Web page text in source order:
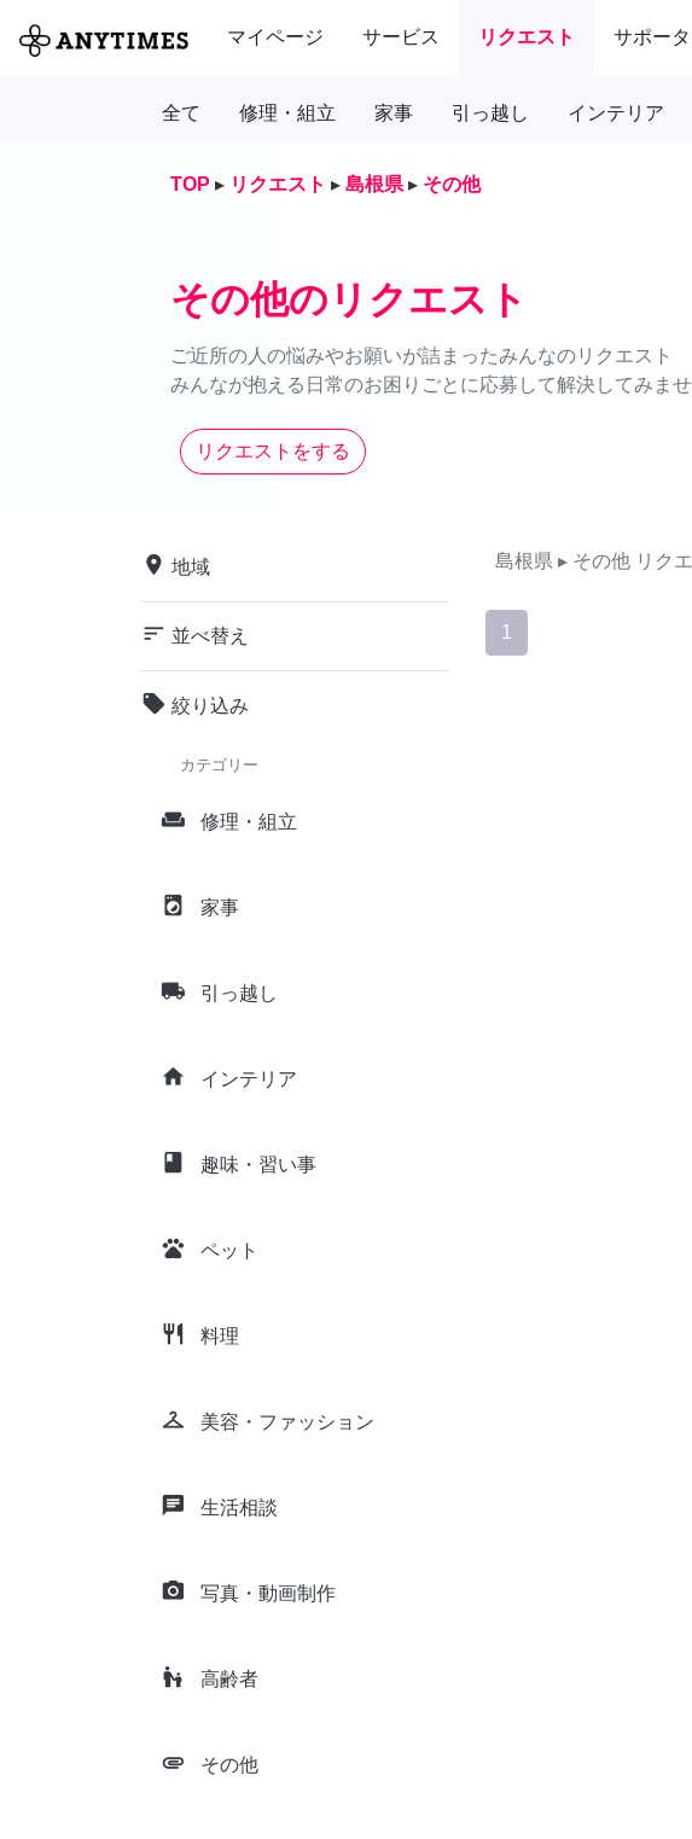
マイページ サービス リクエスト サポー
全て 修理・組立 家事 引っ越し インテリア
TOP ▸ リクエスト ▸ 島根県 ▸ その他
その他のリクエスト
ご近所の人の悩みやお願いが詰まったみんなのリクエスト
みんなが抱える日常のお困りごとに応募して解決してみませ
リクエストをする
place 地域
sort 並べ替え
local_offer 絞り込み
カテゴリー
weekend 修理・組立
local_laundry_service 家事
local_shipping 引っ越し
home インテリア
class 趣味・習い事
pets ペット
restaurant 料理
checkroom 美容・ファッション
chat 生活相談
camera_alt 写真・動画制作
escalator_warning 高齢者
attachment その他
島根県 ▸ その他 リク
1